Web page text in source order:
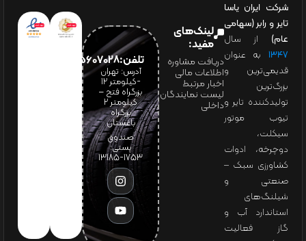
شرکت ایران یاسا
تایر و رابر (سهامی
عام) از سال
۱۳۴۷ به عنوان
قدیمی‌ترین و
بزرگ‌ترین
تولیدکننده تایر و
تیوب موتور
سیکلت،
دوچرخه، ادوات
کشاورزی سبک –
صنعتی و
شیلنگ‌های
استاندارد آب و
گاز فعالیت
لینک‌های
مفید:
دریافت مشاوره
اطلاعات مالی
اخبار مرتبط
لیست نمایندگان
داخلی
تلفن:65607028(021)
آدرس: تهران
-کیلومتر 12
بزرگراه فتح –
کیلومتر ۲
بزرگراه
باغستان
صندوق
پستی:
1753-13185